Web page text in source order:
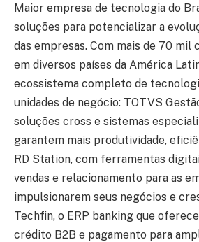
Maior empresa de tecnologia do
soluções para potencializar a
das empresas. Com mais de 70 mil
em diversos países da América
ecossistema completo de
unidades de negócio: TOTVS
soluções cross e sistemas
garantem mais produtividade,
RD Station, com ferramentas
vendas e relacionamento para as
impulsionarem seus negócios e
Techfin, o ERP banking que
crédito B2B e pagamento para